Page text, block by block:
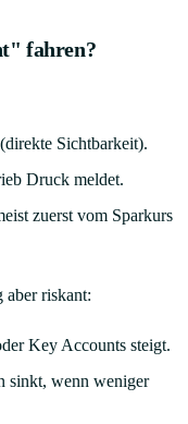
fahren?
Sichtbarkeit).
Druck meldet.
zuerst vom Sparkurs
riskant:
Key Accounts steigt.
sinkt, wenn weniger